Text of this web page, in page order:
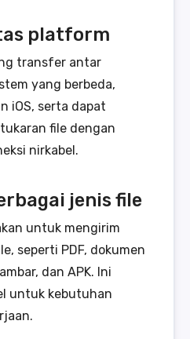
platform
transfer antar
yang berbeda,
iOS, serta dapat
file dengan
nirkabel.
jenis file
untuk mengirim
seperti PDF, dokumen
dan APK. Ini
untuk kebutuhan